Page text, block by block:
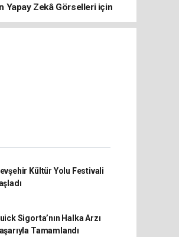
Yapay Zekâ Görselleri için
Kültür Yolu Festivali
Sigorta’nın Halka Arzı
Tamamlandı